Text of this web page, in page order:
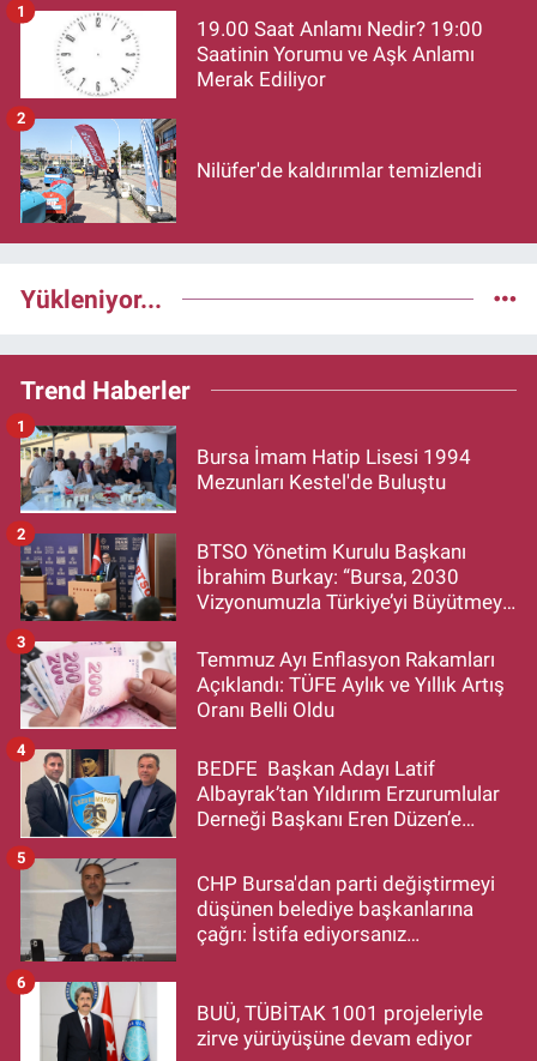
19.00 Saat Anlamı Nedir? 19:00
Saatinin Yorumu ve Aşk Anlamı
Merak Ediliyor
1
Nilüfer'de kaldırımlar temizlendi
2
Yükleniyor...
Trend Haberler
Bursa İmam Hatip Lisesi 1994
Mezunları Kestel'de Buluştu
1
BTSO Yönetim Kurulu Başkanı
İbrahim Burkay: “Bursa, 2030
Vizyonumuzla Türkiye’yi Büyütmeye
2
Temmuz Ayı Enflasyon Rakamları
Açıklandı: TÜFE Aylık ve Yıllık Artış
Oranı Belli Oldu
3
BEDFE Başkan Adayı Latif
Albayrak’tan Yıldırım Erzurumlular
Derneği Başkanı Eren Düzen’e
4
CHP Bursa'dan parti değiştirmeyi
düşünen belediye başkanlarına
çağrı: İstifa ediyorsanız
5
BUÜ, TÜBİTAK 1001 projeleriyle
zirve yürüyüşüne devam ediyor
6